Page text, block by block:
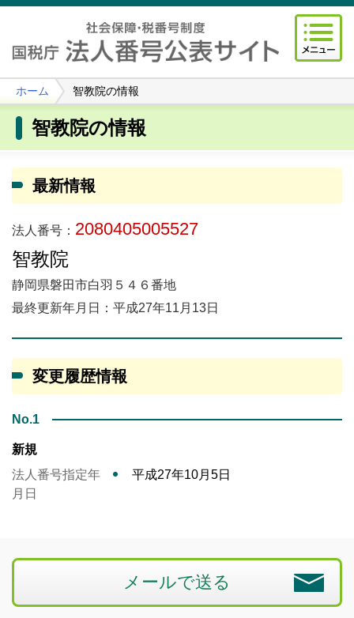
ホーム 智教院の情報
智教院の情報
最新情報
法人番号： 2080405005527
智教院
静岡県磐田市白羽５４６番地
最終更新年月日：平成27年11月13日
変更履歴情報
No.1
新規
法人番号指定年
月日
平成27年10月5日
メールで送る